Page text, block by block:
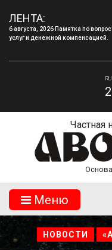
ЛЕНТА:
6 августа, 2026 Памятка по
услуг и денежной компенсацией.
Частная
Mеню
НОВОСТИ